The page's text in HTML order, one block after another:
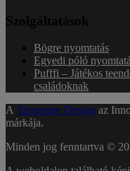
Szolgáltatások
Bögre nyomtatás
Egyedi póló
Pufffi – Játékos
családoknak
A Tangerine Design az
márkája.
Minden jog fenntartva ©